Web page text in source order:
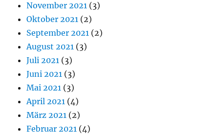
November 2021 (3)
Oktober 2021 (2)
September 2021 (2)
August 2021 (3)
Juli 2021 (3)
Juni 2021 (3)
Mai 2021 (3)
April 2021 (4)
März 2021 (2)
Februar 2021 (4)